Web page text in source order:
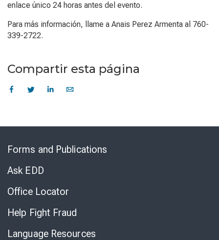
enlace único 24 horas antes del evento.
Para más información, llame a Anais Perez Armenta al 760-
339-2722.
Compartir esta página
Forms and Publications
Ask EDD
Office Locator
Help Fight Fraud
Language Resources